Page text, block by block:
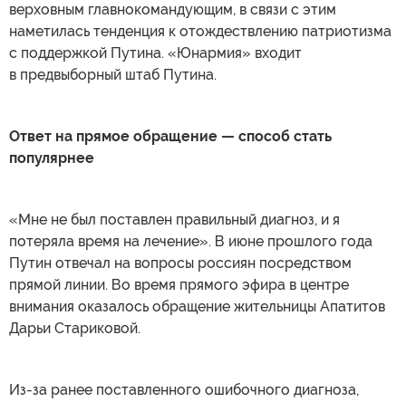
верховным главнокомандующим, в связи с этим
наметилась тенденция к отождествлению патриотизма
с поддержкой Путина. «Юнармия» входит
в предвыборный штаб Путина.
Ответ на прямое обращение — способ стать
популярнее
«Мне не был поставлен правильный диагноз, и я
потеряла время на лечение». В июне прошлого года
Путин отвечал на вопросы россиян посредством
прямой линии. Во время прямого эфира в центре
внимания оказалось обращение жительницы Апатитов
Дарьи Стариковой.
Из-за ранее поставленного ошибочного диагноза,